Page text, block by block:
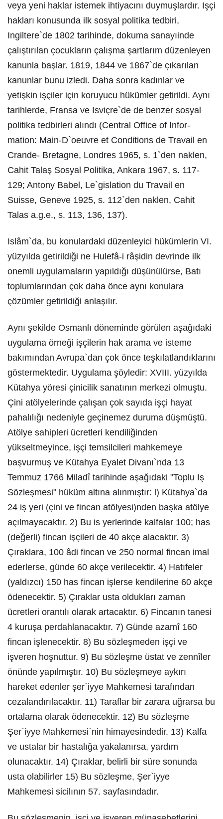
veya yeni haklar istemek ihtiyacını duymuşlardır. Işçi
hakları konusunda ilk sosyal politika tedbiri,
Ingiltere`de 1802 tarihinde, dokuma sanayıinde
çalıştırılan çocukların çalışma şartlarım düzenleyen
kanunla başlar. 1819, 1844 ve 1867`de çıkarılan
kanunlar bunu izledi. Daha sonra kadınlar ve
yetişkin işçiler için koruyucu hükümler getirildi. Aynı
tarihlerde, Fransa ve Isviçre`de de benzer sosyal
politika tedbirleri alındı (Central Office of Infor-
mation: Main-D`oeuvre et Conditions de Travail en
Crande- Bretagne, Londres 1965, s. 1`den naklen,
Cahit Talaş Sosyal Politika, Ankara 1967, s. 117-
129; Antony Babel, Le`gislation du Travail en
Suisse, Geneve 1925, s. 112`den naklen, Cahit
Talas a.g.e., s. 113, 136, 137).
Islâm`da, bu konulardaki düzenleyici hükümlerin VI.
yüzyılda getirildiği ne Hulefâ-i râşidin devrinde ilk
onemli uygulamaların yapıldığı düşünülürse, Batı
toplumlarından çok daha önce aynı konulara
çözümler getirildiği anlaşılır.
Aynı şekilde Osmanlı döneminde görülen aşağıdaki
uygulama örneği işçilerin hak arama ve isteme
bakımından Avrupa`dan çok önce teşkılatlandıklarını
göstermektedir. Uygulama şöyledir: XVIII. yüzyılda
Kütahya yöresi çinicilik sanatının merkezi olmuştu.
Çini atölyelerinde çalışan çok sayıda işçi hayat
pahalılığı nedeniyle geçinemez duruma düşmüştü.
Atölye sahipleri ücretleri kendiliğinden
yükseltmeyince, işçi temsilcileri mahkemeye
başvurmuş ve Kütahya Eyalet Divanı`nda 13
Temmuz 1766 Miladî tarihinde aşağıdaki "Toplu Iş
Sözleşmesi" hüküm altına alınmıştır: l) Kütahya`da
24 iş yeri (çini ve fincan atölyesi)nden başka atölye
açılmayacaktır. 2) Bu is yerlerinde kalfalar 100; has
(değerli) fincan işçileri de 40 akçe alacaktır. 3)
Çıraklara, 100 âdi fincan ve 250 normal fincan imal
ederlerse, günde 60 akçe verilecektir. 4) Hatıfeler
(yaldızcı) 150 has fincan işlerse kendilerine 60 akçe
ödenecektir. 5) Çıraklar usta oldukları zaman
ücretleri orantılı olarak artacaktır. 6) Fincanın tanesi
4 kuruşa perdahlanacaktır. 7) Günde azamî 160
fincan işlenecektir. 8) Bu sözleşmeden işçi ve
işveren hoşnuttur. 9) Bu sözleşme üstat ve zennîler
önünde yapılmıştır. 10) Bu sözleşmeye aykırı
hareket edenler şer`iyye Mahkemesi tarafından
cezalandırılacaktır. 11) Taraflar bir zarara uğrarsa bu
ortalama olarak ödenecektir. 12) Bu sözleşme
Şer`iyye Mahkemesi`nin himayesindedir. 13) Kalfa
ve ustalar bir hastalığa yakalanırsa, yardım
olunacaktır. 14) Çıraklar, belirli bir süre sonunda
usta olabilirler 15) Bu sözleşme, Şer`iyye
Mahkemesi sicilının 57. sayfasındadır.